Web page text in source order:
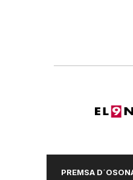
PREMSA